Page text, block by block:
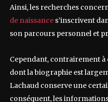
Ainsi, les recherches
de naissance s’inscrivent
son parcours personnel et
Cependant, contrairement
dont la biographie est
Lachaud conserve une
conséquent, les